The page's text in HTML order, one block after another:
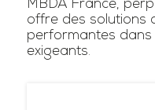
MBDA France,
offre des solutions
performantes dans
exigeants.